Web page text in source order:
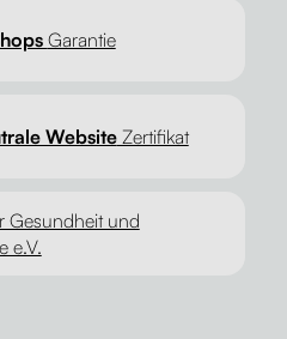
Garantie
WebsiteZertifikat
Gesundheit und
e.V.